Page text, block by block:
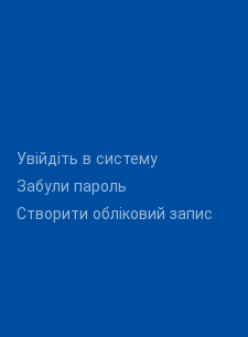
Увійдіть в систему
Забули пароль
Створити обліковий запис